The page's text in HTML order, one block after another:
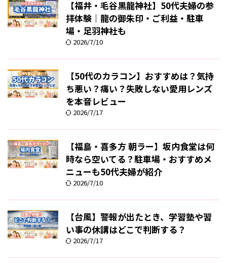
【福井・毛谷黒龍神社】50代夫婦の参
拝体験｜龍の御朱印・ご利益・駐車
場・足羽神社も
2026/7/10
【50代のカラコン】おすすめは？気持
ち悪い？痛い？失敗しない愛用レンズ
を本音レビュー
2026/7/17
【福島・喜多方 朝ラー】坂内食堂は何
時なら空いてる？駐車場・おすすめメ
ニューも50代夫婦が紹介
2026/7/10
【台風】警報が出たとき、学習塾や習
い事の休講はどこで判断する？
2026/7/17